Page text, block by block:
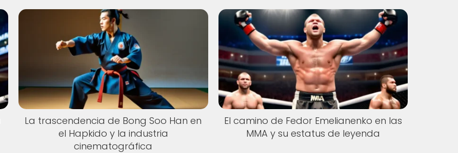
La trascendencia de Bong Soo Han en
el Hapkido y la industria
cinematográfica
El camino de Fedor Emelianenko en las
MMA y su estatus de leyenda